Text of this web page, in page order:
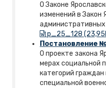
О Законе
изменений в Закон
p_25_128
Постановление
О проекте закона
мерах социальной
категорий
специальной